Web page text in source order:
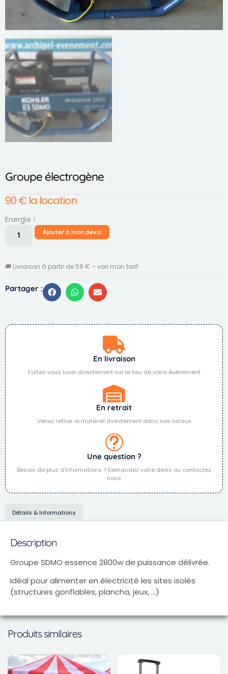
Groupe électrogène
90€la location
Energie !
Ajouter à mon devis
🚚 Livraison à partir de 59 € – voir mon tarif
Partager :
En livraison
Faîtes vous livrer directement sur le lieu de votre événement
En retrait
Venez retirer le matériel directement dans nos locaux
Une question ?
Besoin de plus d'informations ? Demandez votre devis ou contactez
nous
Détails & Informations
Description
Groupe SDMO essence 2800w de puissance délivrée.
Idéal pour alimenter en électricité les sites isolés
(structures gonflables, plancha, jeux, …)
Produits similaires